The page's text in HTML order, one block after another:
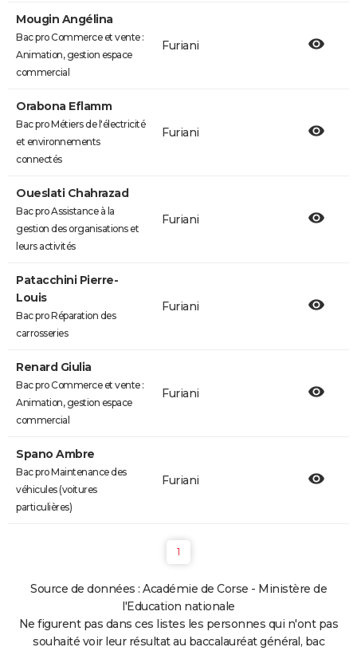
Mougin Angélina
Bac pro Commerce et vente :
Animation, gestion espace
commercial
Furiani
Orabona Eflamm
Bac pro Métiers de l'électricité
et environnements
connectés
Furiani
Oueslati Chahrazad
Bac pro Assistance à la
gestion des organisations et
leurs activités
Furiani
Patacchini Pierre-
Louis
Bac pro Réparation des
carrosseries
Furiani
Renard Giulia
Bac pro Commerce et vente :
Animation, gestion espace
commercial
Furiani
Spano Ambre
Bac pro Maintenance des
véhicules (voitures
particulières)
Furiani
1
Source de données : Académie de Corse - Ministère de
l'Education nationale
Ne figurent pas dans ces listes les personnes qui n'ont pas
souhaité voir leur résultat au baccalauréat général, bac